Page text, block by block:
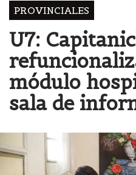
PROVINCIALES
U7:
módulo
sala de